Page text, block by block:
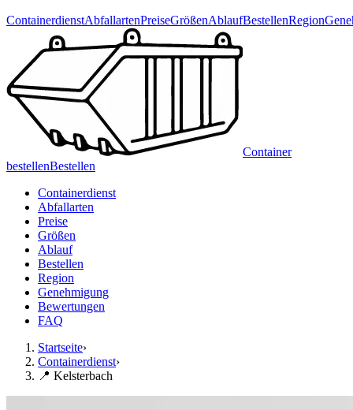
ContainerdienstAbfallartenPreiseGrößenAblaufBestellenRegion
Container
bestellenBestellen
Containerdienst
Abfallarten
Preise
Größen
Ablauf
Bestellen
Region
Genehmigung
Bewertungen
FAQ
Startseite›
Containerdienst›
📍 Kelsterbach